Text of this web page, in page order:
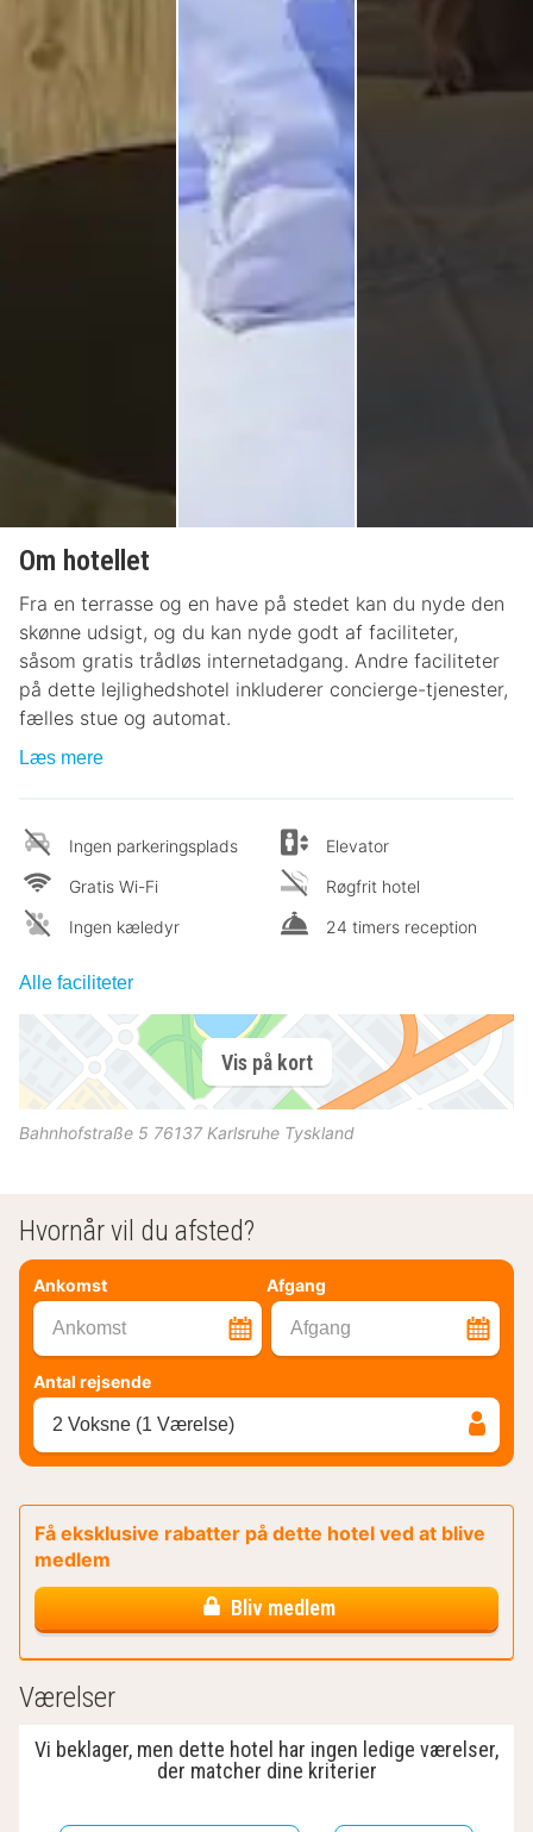
Om hotellet
Fra en terrasse og en have på stedet kan du nyde den
skønne udsigt, og du kan nyde godt af faciliteter,
såsom gratis trådløs internetadgang. Andre faciliteter
på dette lejlighedshotel inkluderer concierge-tjenester,
fælles stue og automat.
Læs mere
Ingen parkeringsplads
Gratis Wi-Fi
Ingen kæledyr
Elevator
Røgfrit hotel
24 timers reception
Alle faciliteter
Vis på kort
Bahnhofstraße 5 76137 Karlsruhe Tyskland
Hvornår vil du afsted?
Ankomst Afgang
Ankomst Afgang
Antal rejsende
2 Voksne (1 Værelse)
Få eksklusive rabatter på dette hotel ved at blive
medlem
Bliv medlem
Værelser
Vi beklager, men dette hotel har ingen ledige værelser,
der matcher dine kriterier